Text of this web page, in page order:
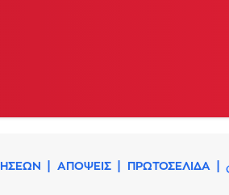
ΑΠΟΨΕΙΣ ΠΡΩΤΟΣΕΛΙΔΑ